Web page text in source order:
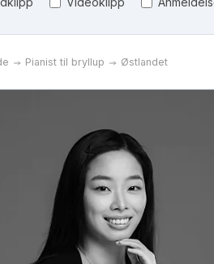
Pianist til bryllup Østlandet